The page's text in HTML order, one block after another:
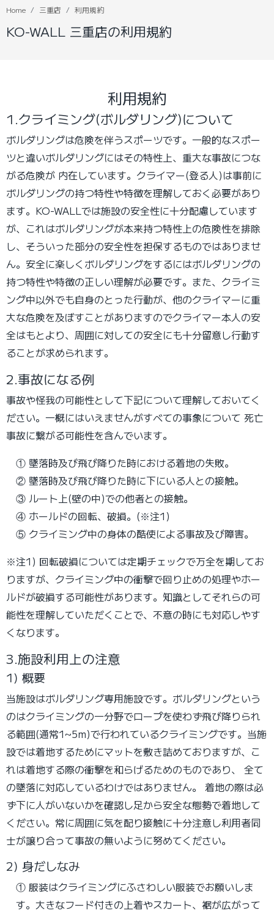
Home 三重店 利用規約
KO-WALL 三重店の利用規約
利用規約
1.クライミング(ボルダリング)について
ボルダリングは危険を伴うスポーツです。一般的なスポー
ツと違いボルダリングにはその特性上、重大な事故につな
がる危険が 内在しています。クライマー(登る人)は事前に
ボルダリングの持つ特性や特徴を理解しておく必要があり
ます。KO-WALLでは施設の安全性に十分配慮しています
が、これはボルダリングが本来持つ特性上の危険性を排除
し、そういった部分の安全性を担保するものではありませ
ん。安全に楽しくボルダリングをするにはボルダリングの
持つ特性や特徴の正しい理解が必要です。また、クライミ
ング中以外でも自身のとった行動が、他のクライマーに重
大な危険を及ぼすことがありますのでクライマー本人の安
全はもとより、周囲に対しての安全にも十分留意し行動す
ることが求められます。
2.事故になる例
事故や怪我の可能性として下記について理解しておいてく
ださい。一概にはいえませんがすべての事象について 死亡
事故に繋がる可能性を含んでいます。
① 墜落時及び飛び降りた時における着地の失敗。
② 墜落時及び飛び降りた時に下にいる人との接触。
③ ルート上(壁の中)での他者との接触。
④ ホールドの回転、破損。(※注1)
⑤ クライミング中の身体の酷使による事故及び障害。
※注1) 回転破損については定期チェックで万全を期してお
りますが、クライミング中の衝撃で回り止めの処理やホー
ルドが破損する可能性があります。知識としてそれらの可
能性を理解していただくことで、不意の時にも対応しやす
くなります。
3.施設利用上の注意
1) 概要
当施設はボルダリング専用施設です。ボルダリングという
のはクライミングの一分野でロープを使わず飛び降りられ
る範囲(通常1~5m)で行われているクライミングです。当施
設では着地するためにマットを敷き詰めておりますが、こ
れは着地する際の衝撃を和らげるためのものであり、 全て
の墜落に対応しているわけではありません。
着地の際は必
ず下に人がいないかを確認し足から安全な態勢で着地して
ください。常に周囲に気を配り接触に十分注意し利用者同
士が譲り合って事故の無いように努めてください。
2) 身だしなみ
① 服装はクライミングにふさわしい服装でお願いしま
す。大きなフード付きの上着やスカート、裾が広がって